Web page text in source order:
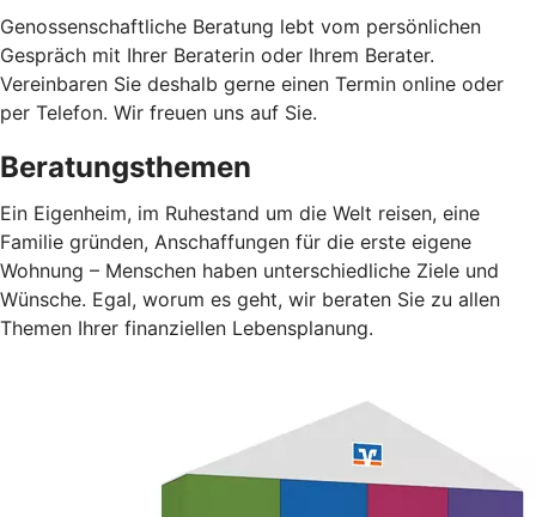
Genossenschaftliche Beratung lebt vom persönlichen
Gespräch mit Ihrer Beraterin oder Ihrem Berater.
Vereinbaren Sie deshalb gerne einen Termin online oder
per Telefon. Wir freuen uns auf Sie.
Beratungsthemen
Ein Eigenheim, im Ruhestand um die Welt reisen, eine
Familie gründen, Anschaffungen für die erste eigene
Wohnung – Menschen haben unterschiedliche Ziele und
Wünsche. Egal, worum es geht, wir beraten Sie zu allen
Themen Ihrer finanziellen Lebensplanung.